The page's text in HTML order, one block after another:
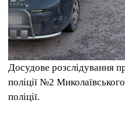
Досудове розслідування
поліції №2
поліції.